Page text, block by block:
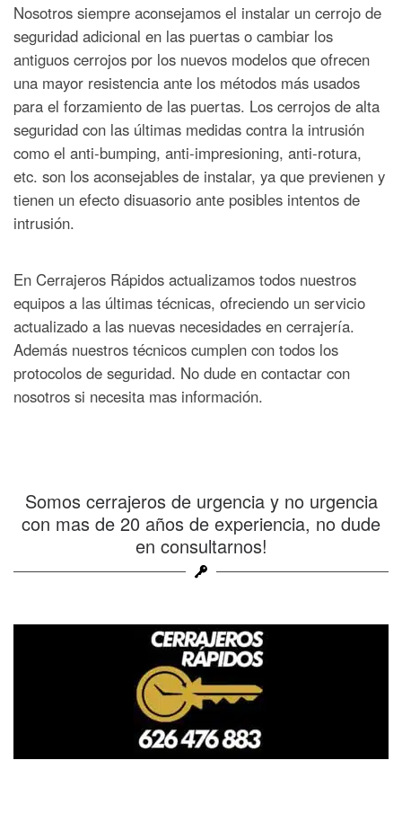
Nosotros siempre aconsejamos el instalar un cerrojo de
seguridad adicional en las puertas o cambiar los
antiguos cerrojos por los nuevos modelos que ofrecen
una mayor resistencia ante los métodos más usados
para el forzamiento de las puertas. Los cerrojos de alta
seguridad con las últimas medidas contra la intrusión
como el anti-bumping, anti-impresioning, anti-rotura,
etc. son los aconsejables de instalar, ya que previenen y
tienen un efecto disuasorio ante posibles intentos de
intrusión.
En Cerrajeros Rápidos actualizamos todos nuestros
equipos a las últimas técnicas, ofreciendo un servicio
actualizado a las nuevas necesidades en cerrajería.
Además nuestros técnicos cumplen con todos los
protocolos de seguridad. No dude en contactar con
nosotros si necesita mas información.
Somos cerrajeros de urgencia y no urgencia
con mas de 20 años de experiencia, no dude
en consultarnos!